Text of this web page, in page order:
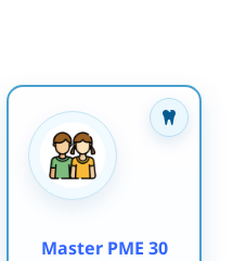
Master PME 30